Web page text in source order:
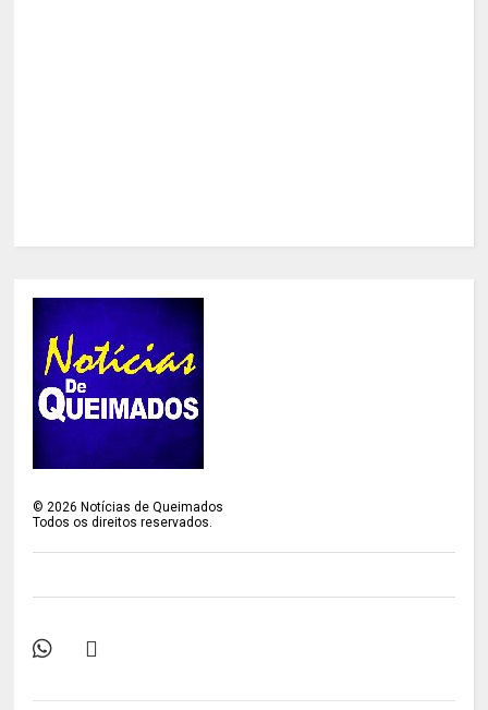
© 2026 Notícias de Queimados
Todos os direitos reservados.